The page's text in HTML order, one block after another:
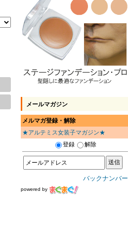
メールマガジン
メルマガ登録・解除
★アルテミス女装子マガジン★
登録
解除
バックナンバー
powered by